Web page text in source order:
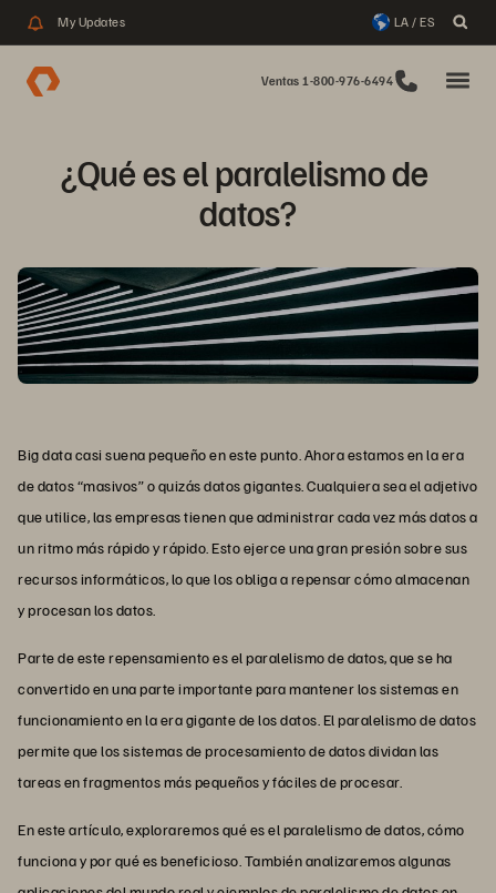
My Updates LA / ES
Ventas 1-800-976-6494
¿Qué es el paralelismo de
datos?
Big data casi suena pequeño en este punto. Ahora estamos en la era
de datos “masivos” o quizás datos gigantes. Cualquiera sea el adjetivo
que utilice, las empresas tienen que administrar cada vez más datos a
un ritmo más rápido y rápido. Esto ejerce una gran presión sobre sus
recursos informáticos, lo que los obliga a repensar cómo almacenan
y procesan los datos.
Parte de este repensamiento es el paralelismo de datos, que se ha
convertido en una parte importante para mantener los sistemas en
funcionamiento en la era gigante de los datos. El paralelismo de datos
permite que los sistemas de procesamiento de datos dividan las
tareas en fragmentos más pequeños y fáciles de procesar.
En este artículo, exploraremos qué es el paralelismo de datos, cómo
funciona y por qué es beneficioso. También analizaremos algunas